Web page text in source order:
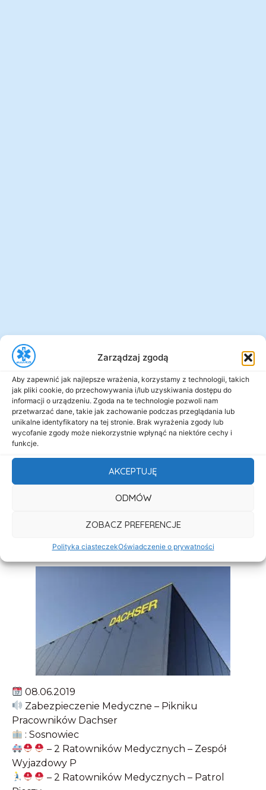
Zarządzaj zgodą
Aby zapewnić jak najlepsze wrażenia, korzystamy z technologii, takich
jak pliki cookie, do przechowywania i/lub uzyskiwania dostępu do
informacji o urządzeniu. Zgoda na te technologie pozwoli nam
przetwarzać dane, takie jak zachowanie podczas przeglądania lub
unikalne identyfikatory na tej stronie. Brak wyrażenia zgody lub
wycofanie zgody może niekorzystnie wpłynąć na niektóre cechy i
funkcje.
AKCEPTUJĘ
ODMÓW
ZOBACZ PREFERENCJE
Polityka ciasteczekOświadczenie o prywatności
08.06.2019
Zabezpieczenie Medyczne – Pikniku
Pracowników Dachser
: Sosnowiec
– 2 Ratowników Medycznych – Zespół
Wyjazdowy P
– 2 Ratowników Medycznych – Patrol